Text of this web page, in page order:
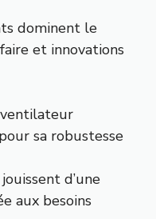
dominent le
et innovations
sa robustesse
jouissent d’une
aux besoins